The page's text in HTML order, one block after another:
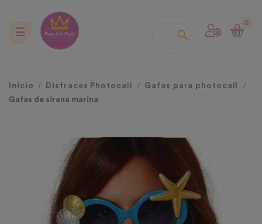

0
Navegación
☰
Inicio Disfraces Photocall
Gafas para photocall
Gafas de sirena marina